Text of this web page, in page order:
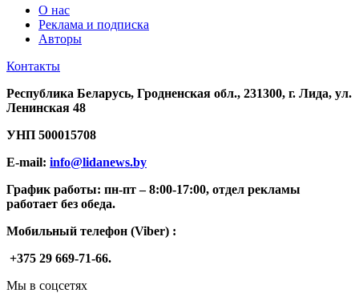
О нас
Реклама и подписка
Авторы
Контакты
Республика Беларусь, Гродненская обл., 231300, г. Лида, ул.
Ленинская 48
УНП 500015708
E-mail: info@lidanews.by
График работы: пн-пт –8:00-17:00, отдел рекламы
работает без обеда.
Мобильный телефон (Viber) :
+375 29 669-71-66.
Мы в соцсетях